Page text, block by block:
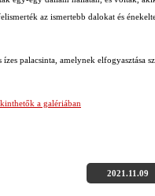
az ismertebb dalokat és
palacsinta, amelynek elfogyasztása
a galériában
2021.11.09